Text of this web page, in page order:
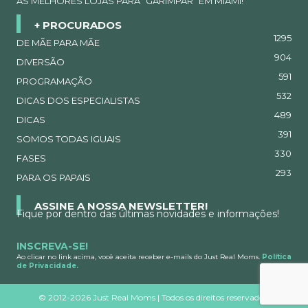
+ PROCURADOS
DE MÃE PARA MÃE 1295
DIVERSÃO 904
PROGRAMAÇÃO 591
DICAS DOS ESPECIALISTAS 532
DICAS 489
SOMOS TODAS IGUAIS 391
FASES 330
PARA OS PAPAIS 293
ASSINE A NOSSA NEWSLETTER!
Fique por dentro das últimas novidades e informações!
INSCREVA-SE!
Ao clicar no link acima, você aceita receber e-mails do Just Real Moms. Política
de Privacidade.
© 2012-2026 Just Real Moms | Todos os direitos reservados.